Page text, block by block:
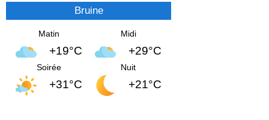
Bruine
Matin
+19°C
Midi
+29°C
Soirée
+31°C
Nuit
+21°C